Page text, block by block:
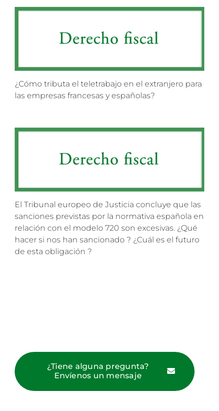
¿Cómo tributa el teletrabajo en el extranjero para
las empresas francesas y españolas?
El Tribunal europeo de Justicia concluye que las
sanciones previstas por la normativa española en
relación con el modelo 720 son excesivas. ¿Qué
hacer si nos han sancionado ? ¿Cuál es el futuro
de esta obligación ?
¿Tiene alguna pregunta?
Envíenos un mensaje